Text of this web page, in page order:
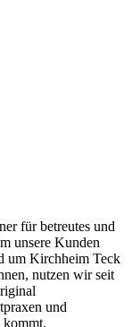
für betreutes und
unsere Kunden
um Kirchheim Teck
nutzen wir seit
und
kommt.